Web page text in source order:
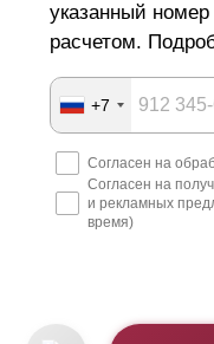
указанный
расчетом.
+7
Согласен на
Согласен на
и рекламных
время)